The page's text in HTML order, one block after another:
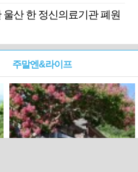
산 한 정신의료기관 폐원
주말엔&라이프